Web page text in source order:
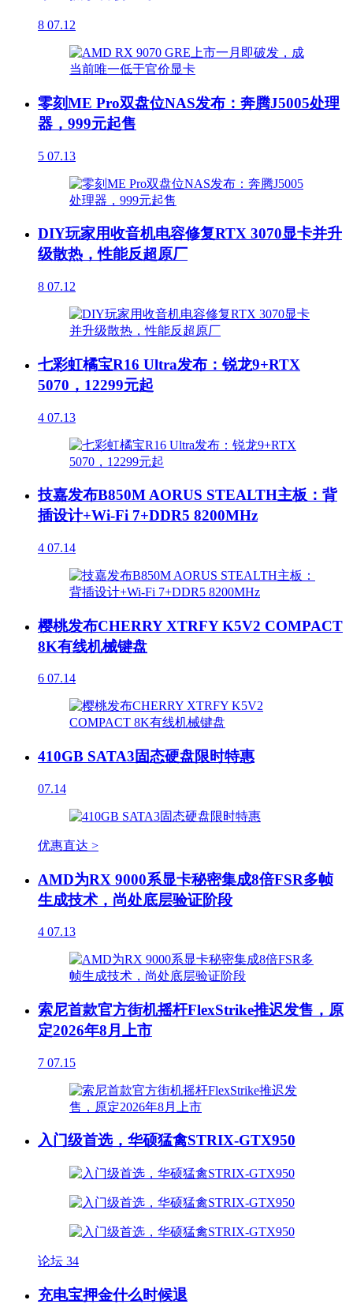
8 07.12
零刻ME Pro双盘位NAS发布：奔腾J5005处理
器，999元起售
5 07.13
DIY玩家用收音机电容修复RTX 3070显卡并升
级散热，性能反超原厂
8 07.12
七彩虹橘宝R16 Ultra发布：锐龙9+RTX
5070，12299元起
4 07.13
技嘉发布B850M AORUS STEALTH主板：背
插设计+Wi-Fi 7+DDR5 8200MHz
4 07.14
樱桃发布CHERRY XTRFY K5V2 COMPACT
8K有线机械键盘
6 07.14
410GB SATA3固态硬盘限时特惠
07.14
优惠直达 >
AMD为RX 9000系显卡秘密集成8倍FSR多帧
生成技术，尚处底层验证阶段
4 07.13
索尼首款官方街机摇杆FlexStrike推迟发售，原
定2026年8月上市
7 07.15
入门级首选，华硕猛禽STRIX-GTX950
论坛 34
充电宝押金什么时候退